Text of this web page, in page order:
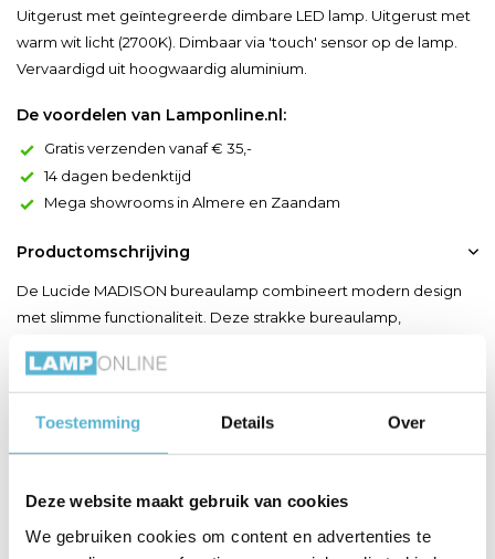
Toestemming Details Over
Deze website maakt gebruik van cookies
We gebruiken cookies om content en advertenties te
Uitgerust met geïntegreerde dimbare LED lamp. Uitgerust met
warm wit licht (2700K). Dimbaar via 'touch' sensor op de lamp.
Vervaardigd uit hoogwaardig aluminium.
De voordelen van Lamponline.nl:
Gratis verzenden vanaf € 35,-
14 dagen bedenktijd
Mega showrooms in Almere en Zaandam
Productomschrijving
De Lucide MADISON bureaulamp combineert modern design
met slimme functionaliteit. Deze strakke bureaulamp,
minimalistische uitstraling op je bureau of werkplek. De
geïntegreerde LED-lichtbron van 9W is dimbaar en beschikt
over dim-to-warm technologie, waarmee de kleurtemperatuur
instelba...